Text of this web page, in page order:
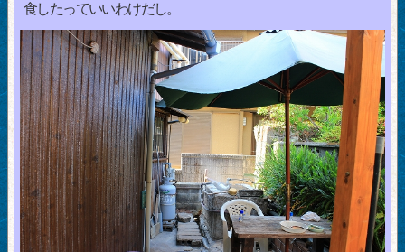
食したっていいわけだし。